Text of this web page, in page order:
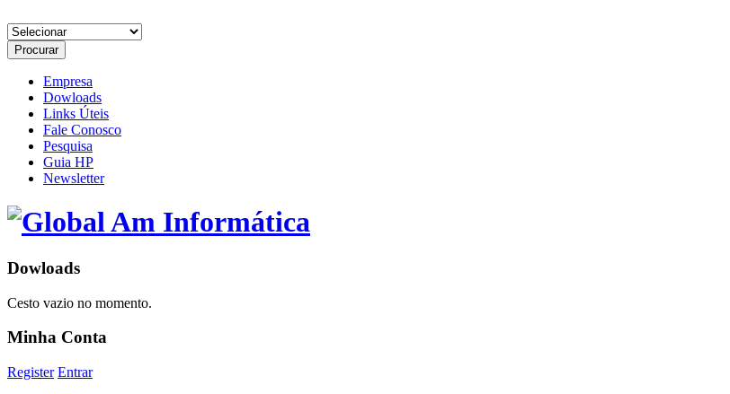
Empresa
Dowloads
Links Úteis
Fale Conosco
Pesquisa
Guia HP
Newsletter
Dowloads
Cesto vazio no momento.
Minha Conta
Register Entrar